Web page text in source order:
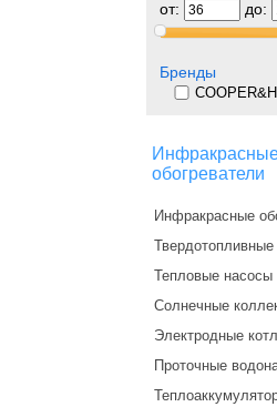
от:
до:
Бренды
обогреватели
Инфракрасные
Тепловые насосы
Солнечные
Электродные
Проточные